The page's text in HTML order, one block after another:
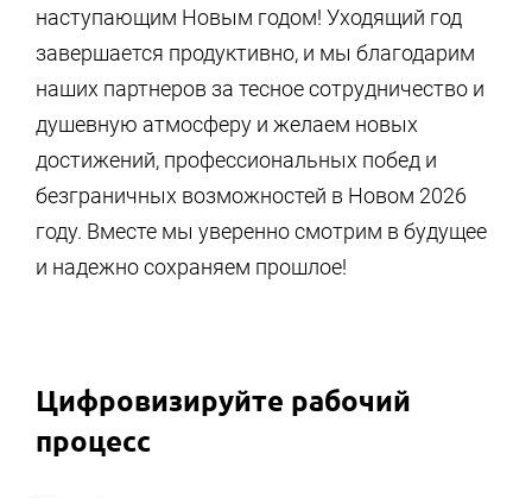
наступающим Новым годом! Уходящий год
завершается продуктивно, и мы благодарим
наших партнеров за тесное сотрудничество и
душевную атмосферу и желаем новых
достижений, профессиональных побед и
безграничных возможностей в Новом 2026
году. Вместе мы уверенно смотрим в будущее
и надежно сохраняем прошлое!
Цифровизируйте рабочий
процесс